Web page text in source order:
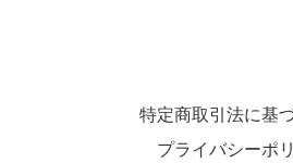
特定商取引法に基
プライバシーポ